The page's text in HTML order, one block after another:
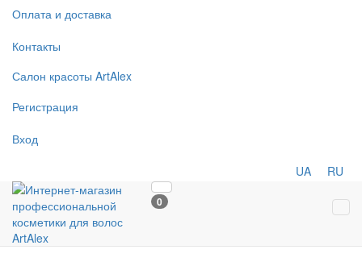
Оплата и доставка
Контакты
Салон красоты ArtAlex
Регистрация
Вход
UA RU
0